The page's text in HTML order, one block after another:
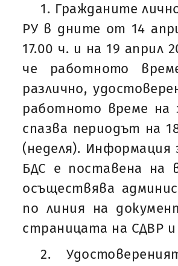
1. Гражданите
РУ в дните от 14
17.00 ч. и на 19 април
че работното
различно,
работното време на
спазва периодът на
(неделя).
БДС е поставена на
осъществява
по линия на
страницата на СДВР
2.